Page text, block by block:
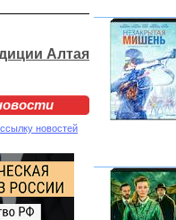
Алтая
новостей